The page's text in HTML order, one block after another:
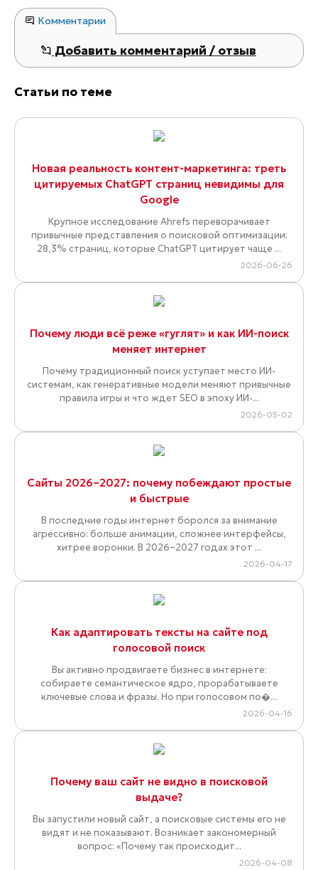
Комментарии
Добавить комментарий / отзыв
Статьи по теме
Новая реальность контент-маркетинга: треть
цитируемых ChatGPT страниц невидимы для
Google
Крупное исследование Ahrefs переворачивает
привычные представления о поисковой оптимизации:
28,3% страниц, которые ChatGPT цитирует чаще ...
2026-06-26
Почему люди всё реже «гуглят» и как ИИ-поиск
меняет интернет
Почему традиционный поиск уступает место ИИ-
системам, как генеративные модели меняют привычные
правила игры и что ждет SEO в эпоху ИИ-...
2026-05-02
Сайты 2026–2027: почему побеждают простые
и быстрые
В последние годы интернет боролся за внимание
агрессивно: больше анимации, сложнее интерфейсы,
хитрее воронки. В 2026–2027 годах этот ...
2026-04-17
Как адаптировать тексты на сайте под
голосовой поиск
Вы активно продвигаете бизнес в интернете:
собираете семантическое ядро, прорабатываете
ключевые слова и фразы. Но при голосовом по�...
2026-04-16
Почему ваш сайт не видно в поисковой
выдаче?
Вы запустили новый сайт, а поисковые системы его не
видят и не показывают. Возникает закономерный
вопрос: «Почему так происходит...
2026-04-08